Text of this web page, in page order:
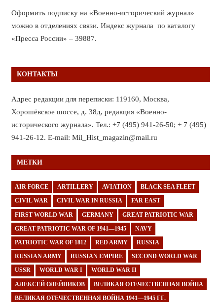
Оформить подписку на «Военно-исторический журнал»
можно в отделениях связи. Индекс журнала по каталогу
«Пресса России» – 39887.
КОНТАКТЫ
Адрес редакции для переписки: 119160, Москва,
Хорошёвское шоссе, д. 38д, редакция «Военно-
исторического журнала». Тел.: +7 (495) 941-26-50; + 7 (495)
941-26-12. E-mail: Mil_Hist_magazin@mail.ru
МЕТКИ
AIR FORCE ARTILLERY AVIATION BLACK SEA FLEET
CIVIL WAR CIVIL WAR IN RUSSIA FAR EAST
FIRST WORLD WAR GERMANY GREAT PATRIOTIC WAR
GREAT PATRIOTIC WAR OF 1941—1945 NAVY
PATRIOTIC WAR OF 1812 RED ARMY RUSSIA
RUSSIAN ARMY RUSSIAN EMPIRE SECOND WORLD WAR
USSR WORLD WAR I WORLD WAR II
АЛЕКСЕЙ ОЛЕЙНИКОВ ВЕЛИКАЯ ОТЕЧЕСТВЕННАЯ ВОЙНА
ВЕЛИКАЯ ОТЕЧЕСТВЕННАЯ ВОЙНА 1941—1945 ГГ.